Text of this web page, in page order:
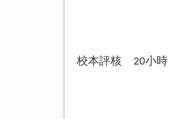
校本評核 20小時